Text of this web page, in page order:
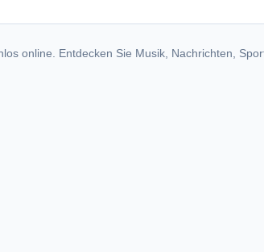
online. Entdecken Sie Musik, Nachrichten,